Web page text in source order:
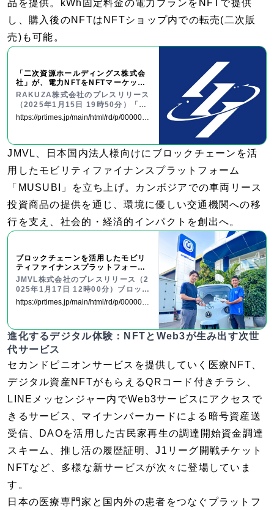
品を提供。kWh固定料金の電力プランをNFTで提供
し、購入後のNFTはNFTショップ内での転売(二次販
売)も可能。
「二次資源ホールディングス株式会
社」が、電力NFTをNFTマーケット
プレイス「CREATORS’ 楽座」に公
式ショップをオープン
RAKUZA株式会社のプレスリリース
（2025年1月15日 19時50分）「二
次資源ホールディングス株式会社」
ョップをオープン
https://prtimes.jp/main/html/rd/p/0000000
JMVL、日本国内法人様向けにブロックチェーンを活
用したモビリティファイナンスプラットフォーム
「MUSUBI」を立ち上げ。カンボジアでの車両リース
投資商品の提供を通じ、環境に優しい交通機関への移
行を支え、社会的・経済的インパクトを創出へ。
ブロックチェーンを活用したモビリ
ティファイナンスプラットフォーム
「MUSUBI」提供開始と先行販売分
完売のお知らせ
JMVL株式会社のプレスリリース（2
025年1月17日 12時00分）ブロック
チェーンを活用したモビリティファ
知らせ
https://prtimes.jp/main/html/rd/p/0000000
進化するデジタル体験：NFTとWeb3が生み出す次世
代サービス
セカンドピニオンサービスを提供していく医療NFT、
デジタル資産NFTがもらえるQRコード付きチラシ、
LINEメッセンジャー内でWeb3サービスにアクセスで
きるサービス、マイナンバーカードによる暗号資産送
受信、DAOを活用した古民家再生の調達開始資金調達
スキーム、推し活の履歴証明、J1リーグ開戦チケット
NFTなど、多様な新サービスが次々に登場していま
す。
日本の医療専門家と国内外の患者をつなぐプラットフ